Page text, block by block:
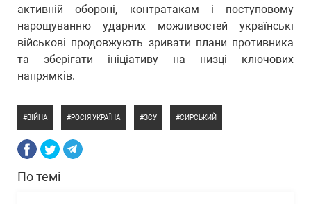
активній обороні, контратакам і поступовому
нарощуванню ударних можливостей українські
військові продовжують зривати плани противника
та зберігати ініціативу на низці ключових
напрямків.
ВІЙНА РОСІЯ УКРАЇНА ЗСУ СИРСЬКИЙ
По темі